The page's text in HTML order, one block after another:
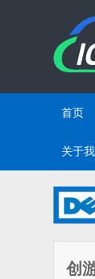
首页
关于
创